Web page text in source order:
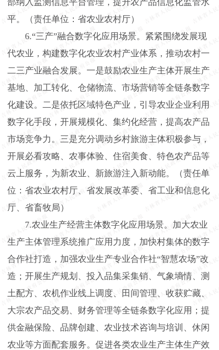
平。（责任单位：省农业农村厅）
6.“三产”融合数字化应用场景。紧紧围绕发展现
代农业，构建数字化农业农村产业体系，推动农村一
二三产业融合发展。一是鼓励农业生产主体开展生产
基地、加工转化、仓储物流、市场营销等全链条数字
化建设。二是依托区域特色产业，引导农业企业利用
数字化手段，开展规模化、集约化经营，提高农产品
市场竞争力。三是充分调动乡村旅游主体积极参与，
开展必看攻略、农事体验、住宿美食、特色农产品等
云上服务，为新农业、新旅游注入新动能。（责任单
位：省农业农村厅、省发展改革委、省工业和信息化
厅、省畜牧局）
7.农业生产经营主体数字化应用场景。加大农业
生产主体管理系统推广应用力度，加快村集体的数字
合作社打造，加强农业生产专业合作社“智慧农场”改
造；开展生产规划、投入品集采集销、气象墒情、测
土配方、农机作业线上调度、田间管理、收获贮藏、
大宗农产品交易、财务管理等全链条数字化应用；提
供金融保险、品牌创建、农业技术咨询与培训、休闲
农业等方面配套服务。促进各类农业生产主体生产效